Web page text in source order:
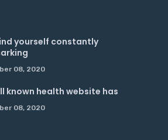
yourself constantly
08, 2020
known health website has
08, 2020